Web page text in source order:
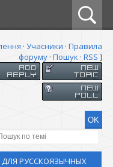
· Учасники · Правила
форуму · Пошук · RSS ]
РУССКОЯЗЫЧНЫХ